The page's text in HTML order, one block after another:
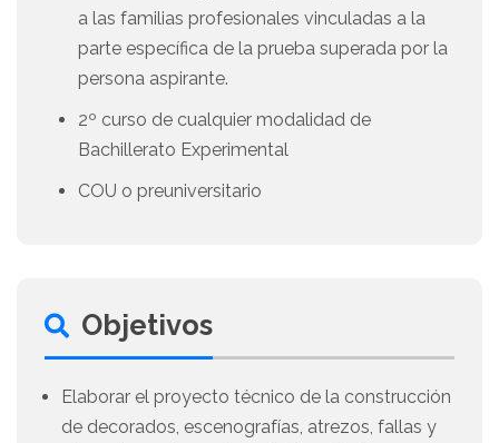
a las familias profesionales vinculadas a la
parte específica de la prueba superada por la
persona aspirante.
2º curso de cualquier modalidad de
Bachillerato Experimental
COU o preuniversitario
Objetivos
Elaborar el proyecto técnico de la construcción
de decorados, escenografías, atrezos, fallas y